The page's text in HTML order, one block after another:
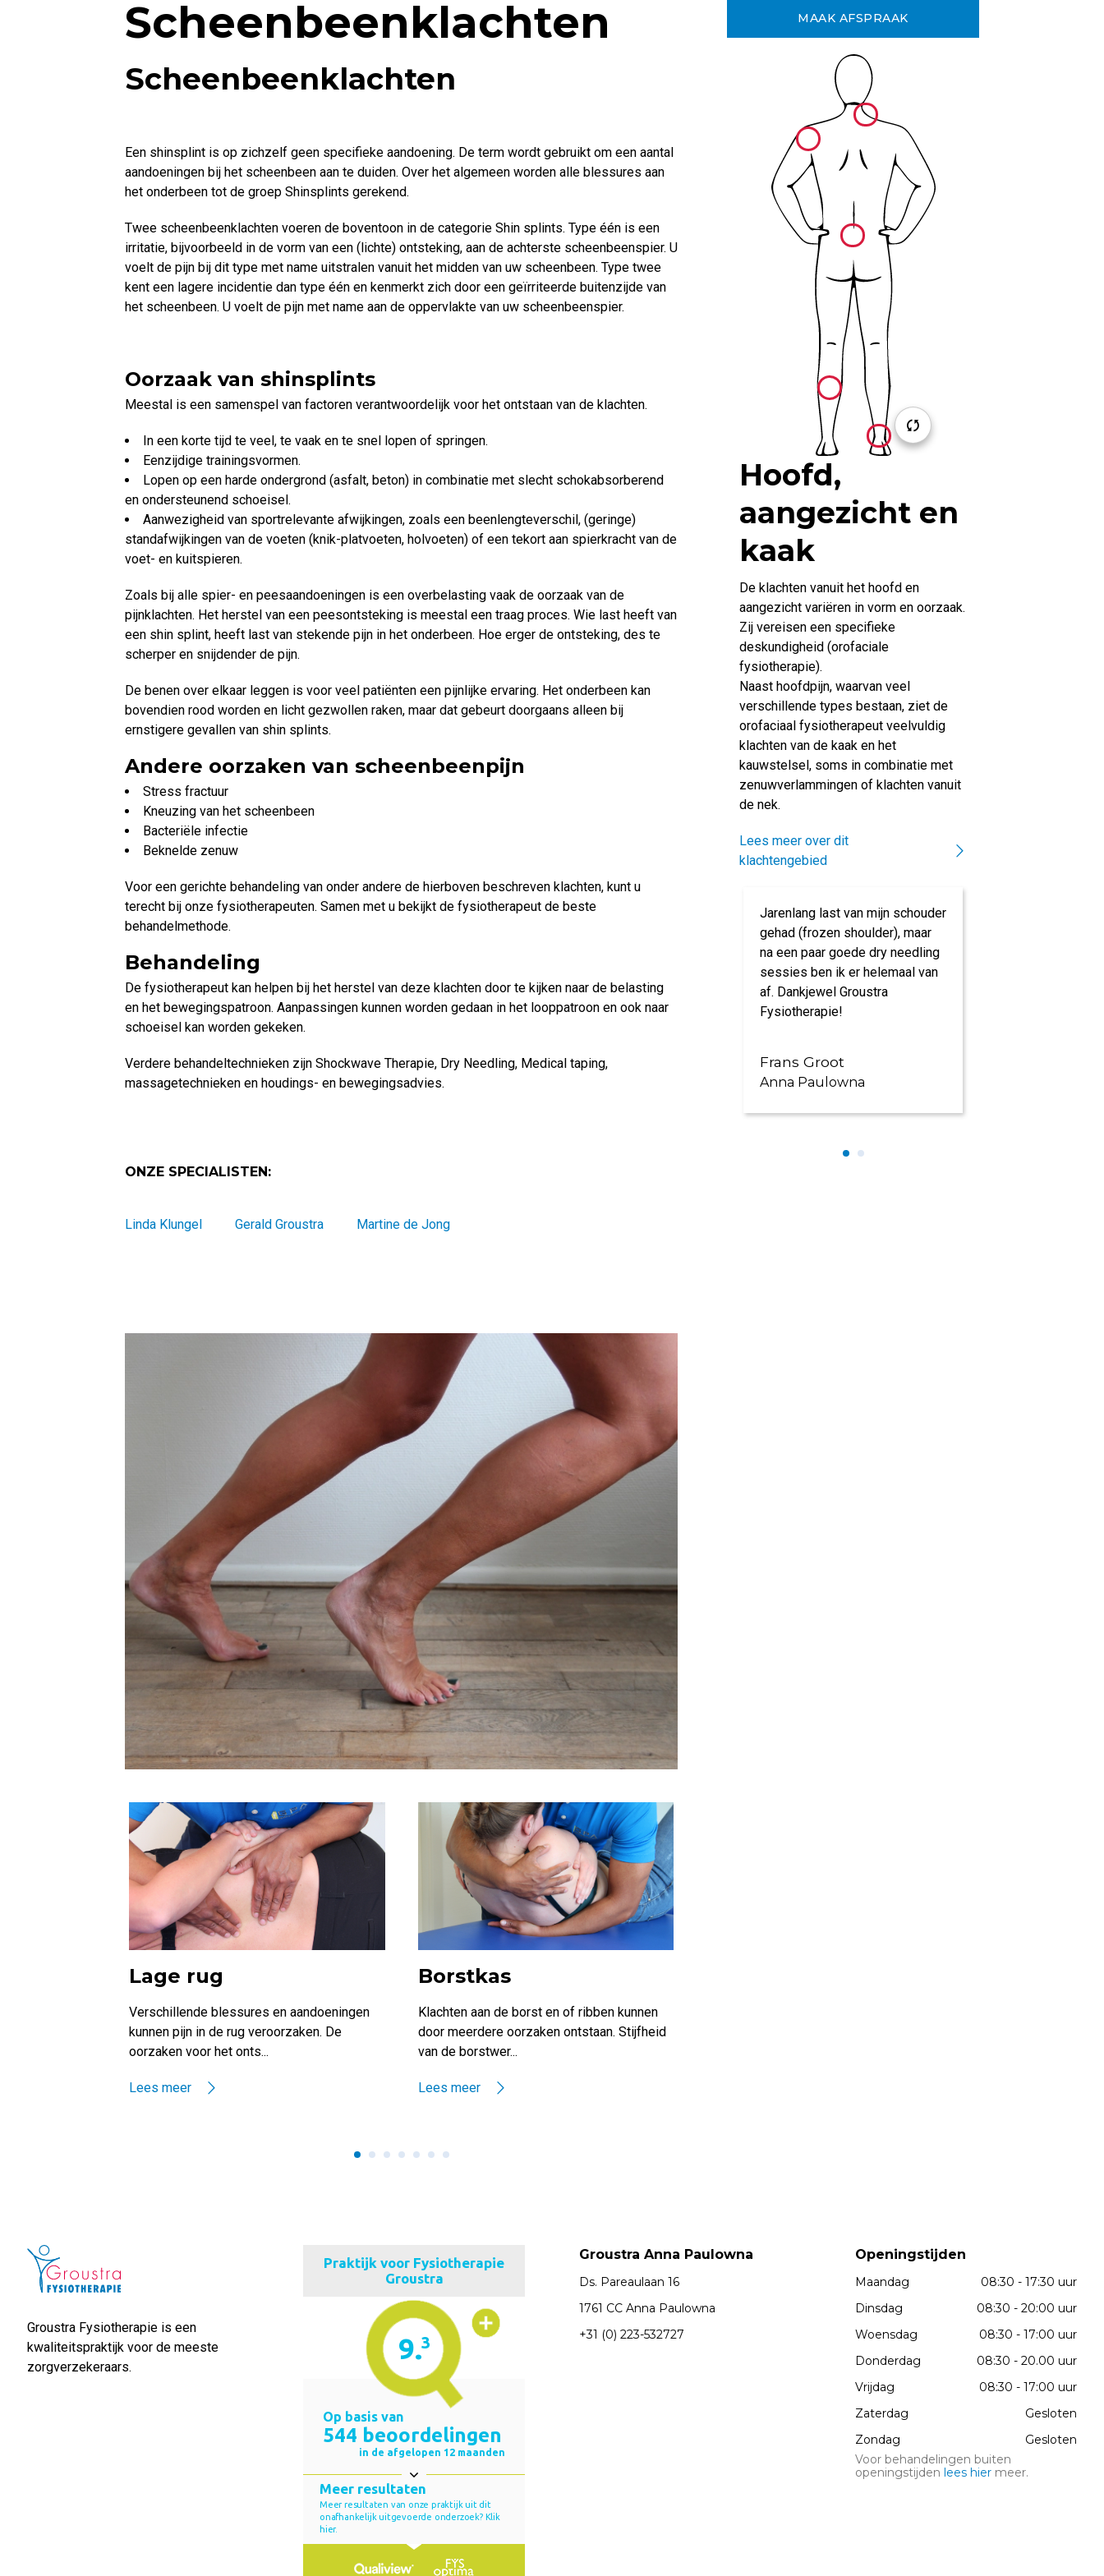
Scheenbeenklachten
Scheenbeenklachten
Een shinsplint is op zichzelf geen specifieke aandoening. De term wordt gebruikt om een aantal
aandoeningen bij het scheenbeen aan te duiden. Over het algemeen worden alle blessures aan
het onderbeen tot de groep Shinsplints gerekend.
Twee scheenbeenklachten voeren de boventoon in de categorie Shin splints. Type één is een
irritatie, bijvoorbeeld in de vorm van een (lichte) ontsteking, aan de achterste scheenbeenspier. U
voelt de pijn bij dit type met name uitstralen vanuit het midden van uw scheenbeen. Type twee
kent een lagere incidentie dan type één en kenmerkt zich door een geïrriteerde buitenzijde van
het scheenbeen. U voelt de pijn met name aan de oppervlakte van uw scheenbeenspier.
Oorzaak van shinsplints
Meestal is een samenspel van factoren verantwoordelijk voor het ontstaan van de klachten.
In een korte tijd te veel, te vaak en te snel lopen of springen.
Eenzijdige trainingsvormen.
Lopen op een harde ondergrond (asfalt, beton) in combinatie met slecht schokabsorberend
en ondersteunend schoeisel.
Aanwezigheid van sportrelevante afwijkingen, zoals een beenlengteverschil, (geringe)
standafwijkingen van de voeten (knik-platvoeten, holvoeten) of een tekort aan spierkracht van de
voet- en kuitspieren.
Zoals bij alle spier- en peesaandoeningen is een overbelasting vaak de oorzaak van de
pijnklachten. Het herstel van een peesontsteking is meestal een traag proces. Wie last heeft van
een shin splint, heeft last van stekende pijn in het onderbeen. Hoe erger de ontsteking, des te
scherper en snijdender de pijn.
De benen over elkaar leggen is voor veel patiënten een pijnlijke ervaring. Het onderbeen kan
bovendien rood worden en licht gezwollen raken, maar dat gebeurt doorgaans alleen bij
ernstigere gevallen van shin splints.
Andere oorzaken van scheenbeenpijn
Stress fractuur
Kneuzing van het scheenbeen
Bacteriële infectie
Beknelde zenuw
Voor een gerichte behandeling van onder andere de hierboven beschreven klachten, kunt u
terecht bij onze fysiotherapeuten. Samen met u bekijkt de fysiotherapeut de beste
behandelmethode.
Behandeling
De fysiotherapeut kan helpen bij het herstel van deze klachten door te kijken naar de belasting
en het bewegingspatroon. Aanpassingen kunnen worden gedaan in het looppatroon en ook naar
schoeisel kan worden gekeken.
Verdere behandeltechnieken zijn Shockwave Therapie, Dry Needling, Medical taping,
massagetechnieken en houdings- en bewegingsadvies.
ONZE SPECIALISTEN:
Linda Klungel Gerald Groustra Martine de Jong
Lage rug
Verschillende blessures en aandoeningen
kunnen pijn in de rug veroorzaken. De
oorzaken voor het onts...
Lees meer
Borstkas
Klachten aan de borst en of ribben kunnen
door meerdere oorzaken ontstaan. Stijfheid
van de borstwer...
Lees meer
MAAK AFSPRAAK
Hoofd,
aangezicht en
kaak
De klachten vanuit het hoofd en
aangezicht variëren in vorm en oorzaak.
Zij vereisen een specifieke
deskundigheid (orofaciale
fysiotherapie).
Naast hoofdpijn, waarvan veel
verschillende types bestaan, ziet de
orofaciaal fysiotherapeut veelvuldig
klachten van de kaak en het
kauwstelsel, soms in combinatie met
zenuwverlammingen of klachten vanuit
de nek.
Lees meer over dit
klachtengebied
Jarenlang last van mijn schouder
gehad (frozen shoulder), maar
na een paar goede dry needling
sessies ben ik er helemaal van
af. Dankjewel Groustra
Fysiotherapie!
Frans Groot
Anna Paulowna
Groustra Fysiotherapie is een
kwaliteitspraktijk voor de meeste
zorgverzekeraars.
Groustra Anna Paulowna
Ds. Pareaulaan 16
1761 CC Anna Paulowna
+31 (0) 223-532727
Openingstijden
Maandag
08:30 - 17:30 uur
Dinsdag
08:30 - 20:00 uur
Woensdag
08:30 - 17:00 uur
Donderdag
08:30 - 20.00 uur
Vrijdag
08:30 - 17:00 uur
Zaterdag
Gesloten
Zondag
Gesloten
Voor behandelingen buiten
openingstijden lees hier meer.